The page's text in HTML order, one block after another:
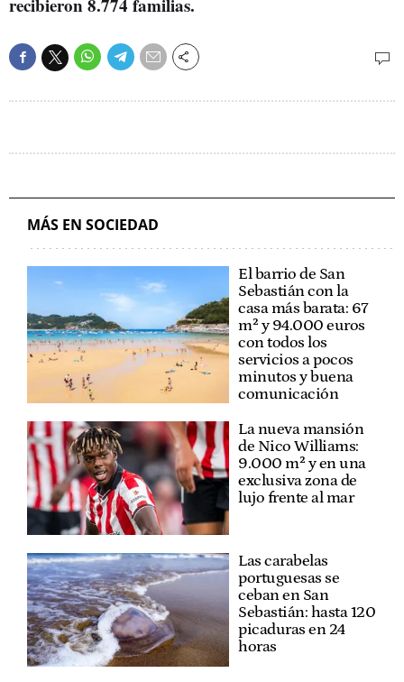
recibieron 8.774 familias.
MÁS EN SOCIEDAD
El barrio de San
Sebastián con la
casa más barata: 67
m² y 94.000 euros
con todos los
servicios a pocos
minutos y buena
comunicación
La nueva mansión
de Nico Williams:
9.000 m² y en una
exclusiva zona de
lujo frente al mar
Las carabelas
portuguesas se
ceban en San
Sebastián: hasta 120
picaduras en 24
horas